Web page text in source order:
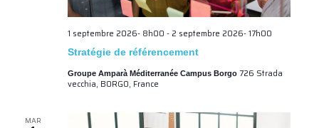
Stratégie de référencement
1 septembre 2026- 8h00 - 2 septembre 2026- 17h00
Groupe Amparà Méditerranée Campus Borgo 726 Strada
vecchia, BORGO, France
MAR